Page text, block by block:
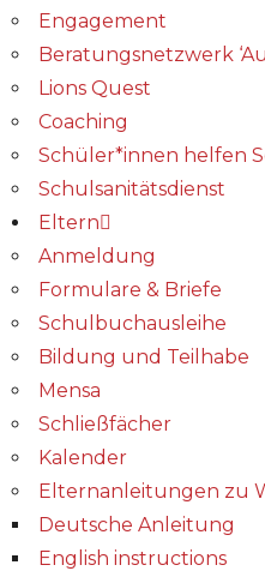
Engagement
Beratungsnetzwerk
Lions Quest
Coaching
Schüler*innen helfen
Schulsanitätsdienst
Eltern
Anmeldung
Formulare & Briefe
Schulbuchausleihe
Bildung und Teilhabe
Mensa
Schließfächer
Kalender
Elternanleitungen zu
Deutsche Anleitung
English instructions